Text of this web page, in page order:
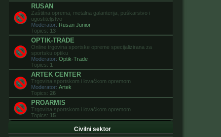
RUSAN
Zaštitna oprema, metalna galanterija, puškarstvo i
ugostiteljstvo
Moderator: Rusan Junior
Topics: 13
OPTIK-TRADE
Online trgovina sportske opreme specijalizirana za
sportsku optiku
Moderator: Optik-Trade
Topics: 1
ARTEK CENTER
Trgovina sportskom i lovačkom opremom
Moderator: Artek
Topics: 26
PROARMIS
Trgovina sportskom i lovačkom opremom
Topics: 15
Civilni sektor